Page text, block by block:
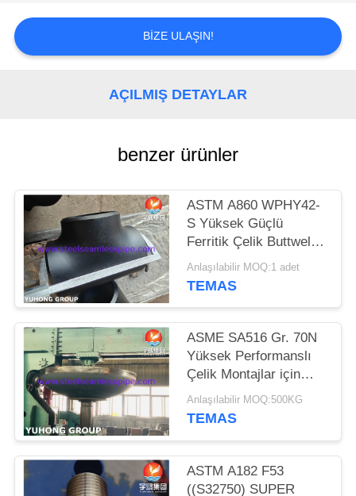
COMPANY
PRIVACY
POLICY
BIZE ULAŞIN!
AÇILMIŞ DETAYLAR
benzer ürünler
ASTM A860 WPHY42-
S Yüksek Güçlü
Ferritik Çelik Buttweld
Fittings, Eşit Tee,
Dirseği, Redüktör,
Anlaşılabilir MOQ:1 adet
TEMAS
ASME SA516 Gr. 70N
Yüksek Performanslı
Çelik Montajlar için
Dished Elipsik Baş Son
Kapakları
Anlaşılabilir MOQ:500KG
TEMAS
ASTM A182 F53
((S32750) SUPER